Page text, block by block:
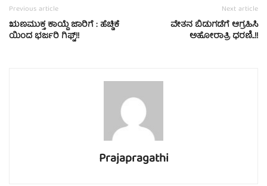
Previous article
ಋಣಮುಕ್ತ ಕಾಯ್ದೆ ಜಾರಿಗೆ : ಹೆಚ್ಡಿಕೆ
ಯಿಂದ ಭರ್ಜರಿ ಗಿಫ್ಟ್!!
Next article
ವೇತನ ಬಿಡುಗಡೆಗೆ ಆಗ್ರಹಿಸಿ
ಅಹೋರಾತ್ರಿ ಧರಣಿ..!!
Prajapragathi